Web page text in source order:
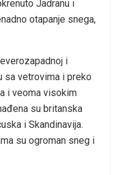
Jadranu i
otapanje snega,
i
sa vetrovima i preko
i veoma visokim
su britanska
i Skandinavija.
su ogroman sneg i